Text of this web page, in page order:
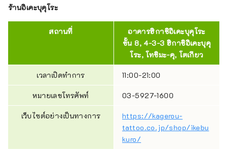
ร้านอิเคะบุคุโระ
สถานที่
อาคารฮิกาชิอิเคะบุคุโระ
ชั้น 8, 4-3-3 ฮิกาชิอิเคะบุคุ
โระ, โทชิมะ-คุ, โตเกียว
เวลาเปิดทำการ 11:00-21:00
หมายเลขโทรศัพท์ 03-5927-1600
เว็บไซต์อย่างเป็นทางการ
https://kagerou-
tattoo.co.jp/shop/ikebu
kuro/